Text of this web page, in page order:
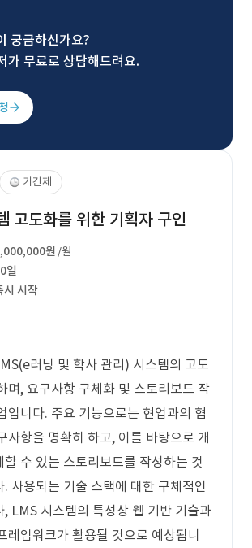
궁금하신가요?
가 무료로 상담해드려요.
기간제
고도화를 위한 기획자 구인
원 /월
일
시 시작
러닝 및 학사 관리) 시스템의 고도
며, 요구사항 구체화 및 스토리보드 작
입니다. 주요 기능으로는 현업과의 협
사항을 명확히 하고, 이를 바탕으로 개
할 수 있는 스토리보드를 작성하는 것
. 사용되는 기술 스택에 대한 구체적인
, LMS 시스템의 특성상 웹 기반 기술과
레임워크가 활용될 것으로 예상됩니